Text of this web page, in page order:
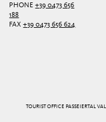
PHONE+39 0473 656
188
FAX+39 0473 656 624
TOURIST OFFICE PASSEIERTAL